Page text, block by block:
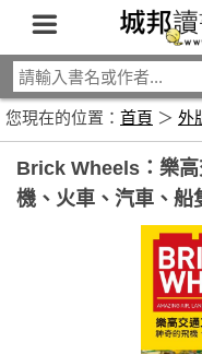
您現在的位置： 首頁 ＞ 外
Brick Wheels：樂
機、火車、汽車、船